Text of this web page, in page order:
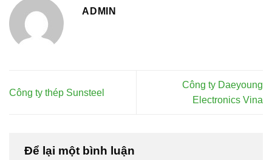
ADMIN
Công ty thép Sunsteel
Công ty Daeyoung
Electronics Vina
Để lại một bình luận